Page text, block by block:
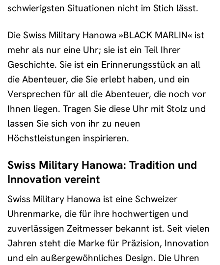
schwierigsten Situationen nicht im Stich lässt.
Die Swiss Military Hanowa »BLACK MARLIN« ist
mehr als nur eine Uhr; sie ist ein Teil Ihrer
Geschichte. Sie ist ein Erinnerungsstück an all
die Abenteuer, die Sie erlebt haben, und ein
Versprechen für all die Abenteuer, die noch vor
Ihnen liegen. Tragen Sie diese Uhr mit Stolz und
lassen Sie sich von ihr zu neuen
Höchstleistungen inspirieren.
Swiss Military Hanowa: Tradition und
Innovation vereint
Swiss Military Hanowa ist eine Schweizer
Uhrenmarke, die für ihre hochwertigen und
zuverlässigen Zeitmesser bekannt ist. Seit vielen
Jahren steht die Marke für Präzision, Innovation
und ein außergewöhnliches Design. Die Uhren